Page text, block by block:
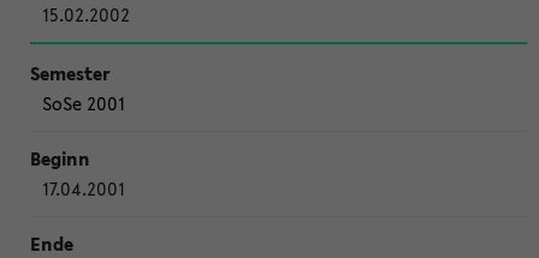
15.02.2002
SoSe 2001
17.04.2001